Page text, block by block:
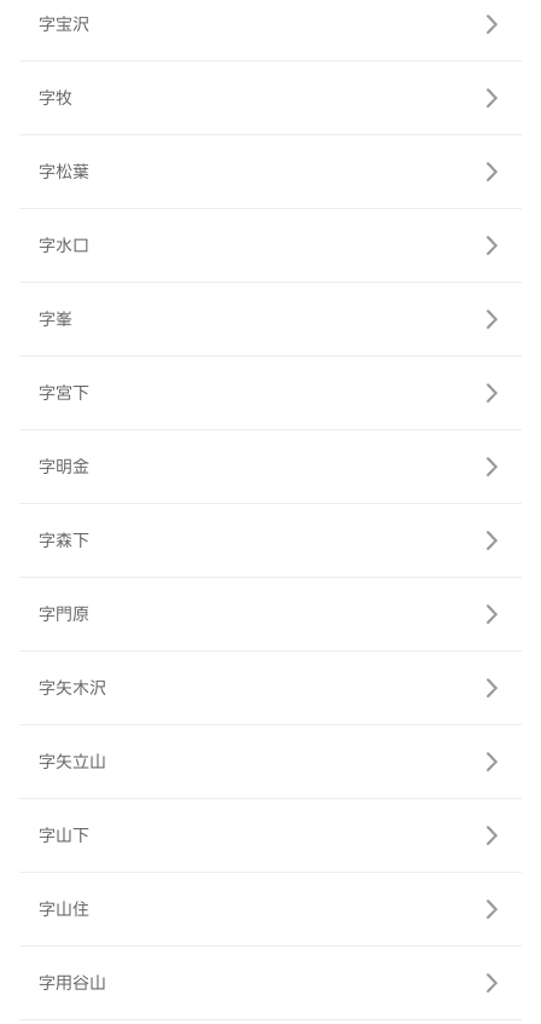
字宝沢
字牧
字松葉
字水口
字峯
字宮下
字明金
字森下
字門原
字矢木沢
字矢立山
字山下
字山住
字用谷山